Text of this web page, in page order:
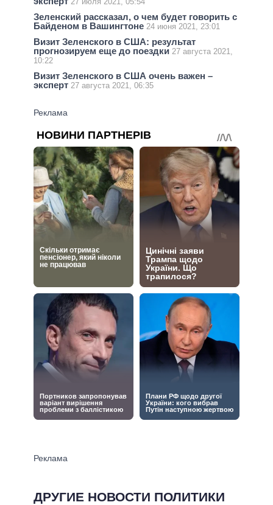
Зеленский рассказал, о чем будет говорить с
Байденом в Вашингтоне 24 июня 2021, 23:01
Визит Зеленского в США: результат
прогнозируем еще до поездки 27 августа 2021,
10:22
Визит Зеленского в США очень важен –
эксперт 27 августа 2021, 06:35
ДРУГИЕ НОВОСТИ ПОЛИТИКИ